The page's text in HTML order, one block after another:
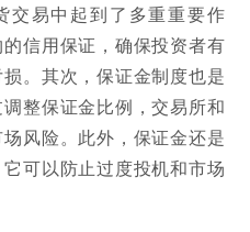
交易中起到了多重重要作
信用保证，确保投资者有
。其次，保证金制度也是
整保证金比例，交易所和
风险。此外，保证金还是
可以防止过度投机和市场